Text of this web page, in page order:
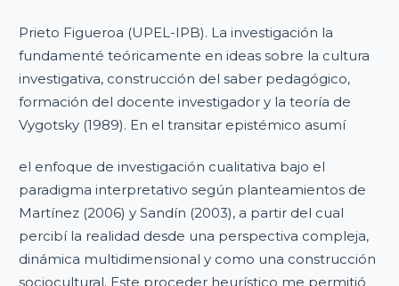
Prieto Figueroa (UPEL-IPB). La investigación la
fundamenté teóricamente en ideas sobre la cultura
investigativa, construcción del saber pedagógico,
formación del docente investigador y la teoría de
Vygotsky (1989). En el transitar epistémico asumí
el enfoque de investigación cualitativa bajo el
paradigma interpretativo según planteamientos de
Martínez (2006) y Sandín (2003), a partir del cual
percibí la realidad desde una perspectiva compleja,
dinámica multidimensional y como una construcción
sociocultural. Este proceder heurístico me permitió